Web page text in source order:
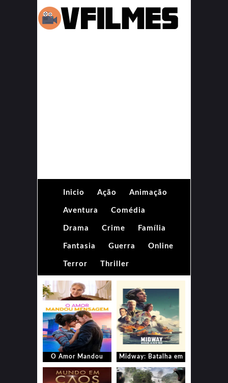
Inicio Ação Animação
Aventura Comédia
Drama Crime Família
Fantasia Guerra Online
Terror Thriller
O Amor Mandou
Midway: Batalha em